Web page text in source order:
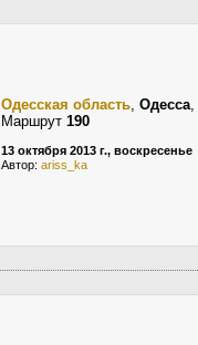
Одесская область, Одесса,
Маршрут 190
13 октября 2013 г., воскресенье
Автор: ariss_ka